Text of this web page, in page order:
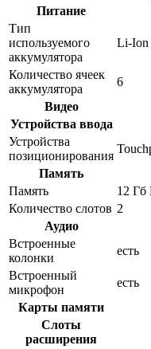
Питание
Тип
используемого
аккумулятора
Li-Ion
Количество ячеек
аккумулятора
6
Видео
Устройства ввода
Устройства
позиционирования
Память
Память
12
Количество слотов 2
Аудио
Встроенные
колонки
есть
Встроенный
микрофон
есть
Карты памяти
Слоты
расширения